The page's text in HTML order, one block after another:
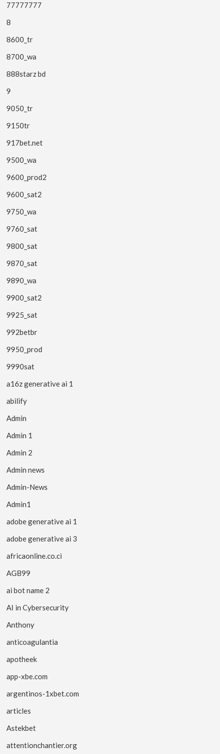
77777777
8
8600_tr
8700_wa
888starz bd
9
9050_tr
9150tr
917bet.net
9500_wa
9600_prod2
9600_sat2
9750_wa
9760_sat
9800_sat
9870_sat
9890_wa
9900_sat2
9925_sat
992betbr
9950_prod
9990sat
a16z generative ai 1
abilify
Admin
Admin 1
Admin 2
Admin news
Admin-News
Admin1
adobe generative ai 1
adobe generative ai 3
africaonline.co.ci
AGB99
ai bot name 2
AI in Cybersecurity
Anthony
anticoagulantia
apotheek
app-xbe.com
argentinos-1xbet.com
articles
Astekbet
attentionchantier.org